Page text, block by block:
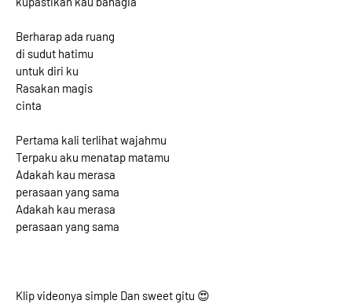
Berharap ada ruang
di sudut hatimu
untuk diri ku
Rasakan magis
cinta
Pertama kali terlihat wajahmu
Terpaku aku menatap matamu
Adakah kau merasa
perasaan yang sama
Adakah kau merasa
perasaan yang sama
Klip videonya simple Dan sweet gitu 😍